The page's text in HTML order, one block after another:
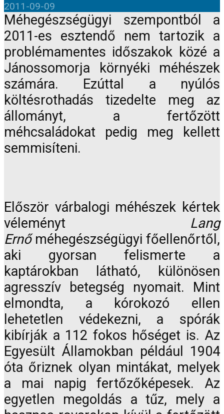
2011-09-09
Méhegészségügyi szempontból a
2011-es esztendő nem tartozik a
problémamentes időszakok közé a
Jánossomorja környéki méhészek
számára. Ezúttal a nyúlós
költésrothadás tizedelte meg az
állományt, a fertőzött
méhcsaládokat pedig meg kellett
semmisíteni.
Először várbalogi méhészek kértek
véleményt Lang
Ernőméhegészségügyi főellenőrtől,
aki gyorsan felismerte a
kaptárokban látható, különösen
agresszív betegség nyomait. Mint
elmondta, a kórokozó ellen
lehetetlen védekezni, a spórák
kibírják a 112 fokos hőséget is. Az
Egyesült Államokban például 1904
óta őriznek olyan mintákat, melyek
a mai napig fertőzőképesek. Az
egyetlen megoldás a tűz, mely a